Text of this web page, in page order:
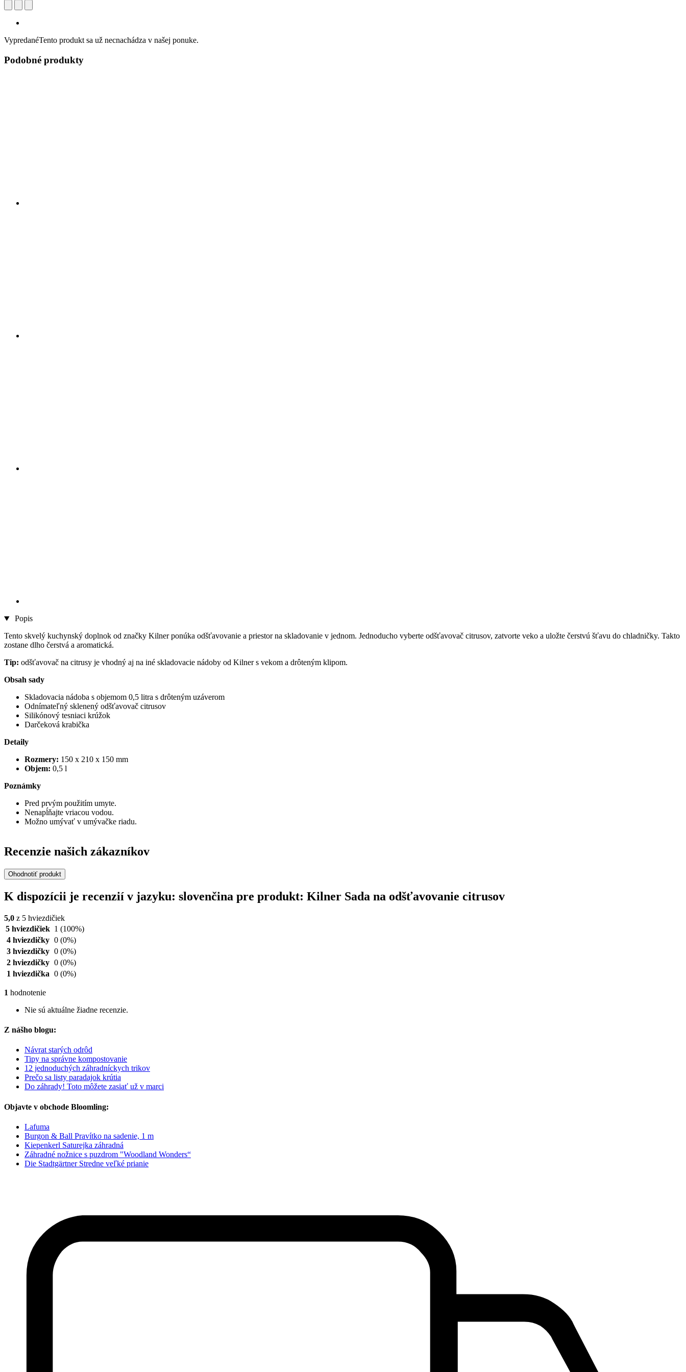
VypredanéTento produkt sa už necnachádza v našej ponuke.
Podobné produkty
Popis
Tento skvelý kuchynský doplnok od značky Kilner ponúka odšťavovanie a priestor na skladovanie v jednom. Jednoducho vyberte odšťavovač citrusov, zatvorte veko a uložte čerstvú šťavu do chladničky. Takto
zostane dlho čerstvá a aromatická.
Tip: odšťavovač na citrusy je vhodný aj na iné skladovacie nádoby od Kilner s vekom a drôteným klipom.
Obsah sady
Skladovacia nádoba s objemom 0,5 litra s drôteným uzáverom
Odnímateľný sklenený odšťavovač citrusov
Silikónový tesniaci krúžok
Darčeková krabička
Detaily
Rozmery: 150 x 210 x 150 mm
Objem: 0,5 l
Poznámky
Pred prvým použitím umyte.
Nenapĺňajte vriacou vodou.
Možno umývať v umývačke riadu.
Recenzie našich zákazníkov
Ohodnotiť produkt
K dispozícii je recenzií v jazyku: slovenčina pre produkt: Kilner Sada na odšťavovanie citrusov
5,0 z 5 hviezdičiek
5 hviezdičiek 1 (100%)
4 hviezdičky 0 (0%)
3 hviezdičky 0 (0%)
2 hviezdičky 0 (0%)
1 hviezdička 0 (0%)
1 hodnotenie
Nie sú aktuálne žiadne recenzie.
Z nášho blogu:
Návrat starých odrôd
Tipy na správne kompostovanie
12 jednoduchých záhradníckych trikov
Prečo sa listy paradajok krútia
Do záhrady! Toto môžete zasiať už v marci
Objavte v obchode Bloomling:
Lafuma
Burgon & Ball Pravítko na sadenie, 1 m
Kiepenkerl Saturejka záhradná
Záhradné nožnice s puzdrom "Woodland Wonders“
Die Stadtgärtner Stredne veľké prianie